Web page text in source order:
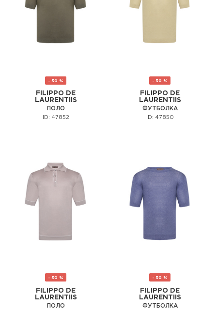
- 30 %
FILIPPO DE
LAURENTIIS
ПОЛО
ID: 47852
- 30 %
FILIPPO DE
LAURENTIIS
ФУТБОЛКА
ID: 47850
- 30 %
FILIPPO DE
LAURENTIIS
ПОЛО
- 30 %
FILIPPO DE
LAURENTIIS
ФУТБОЛКА